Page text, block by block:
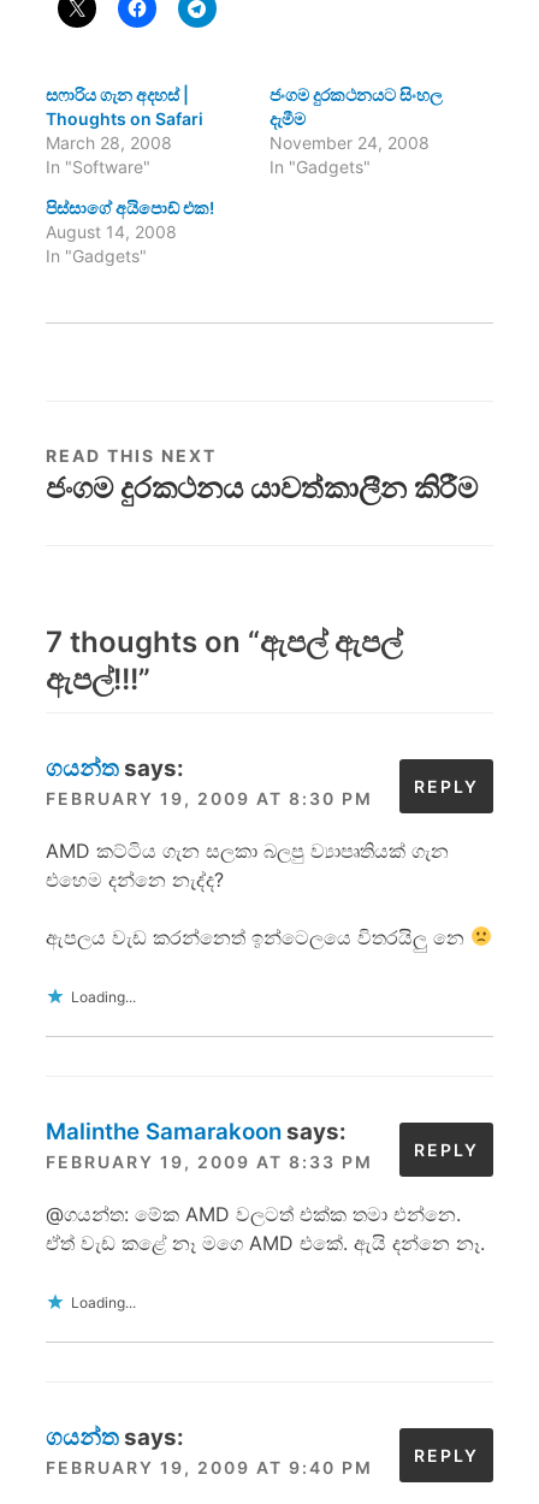
සෆාරිය ගැන අදහස් |
Thoughts on Safari
March 28, 2008
In "Software"
ජංගම දුරකථනයට සිංහල
දැමීම
November 24, 2008
In "Gadgets"
පිස්සාගේ අයිපොඩ් එක!
August 14, 2008
In "Gadgets"
READ THIS NEXT
ජංගම දුරකථනය යාවත්කාලීන කිරීම
7 thoughts on “ඇපල් ඇපල්
ඇපල්!!!”
ගයන්තsays:
FEBRUARY 19, 2009 AT 8:30 PM
AMD කට්ටිය ගැන සලකා බලපු ව්‍යාපෘතියක් ගැන
එහෙම දන්නෙ නැද්ද?
ඇපලය වැඩ කරන්නෙත් ඉන්ටෙලයෙ විතරයිලු නෙ
Loading...
REPLY
Malinthe Samarakoonsays:
FEBRUARY 19, 2009 AT 8:33 PM
@ගයන්ත: මේක AMD වලටත් එක්ක තමා එන්නෙ.
ඒත් වැඩ කළේ නෑ මගෙ AMD එකේ. ඇයි දන්නෙ නෑ.
Loading...
REPLY
ගයන්තsays:
FEBRUARY 19, 2009 AT 9:40 PM
REPLY